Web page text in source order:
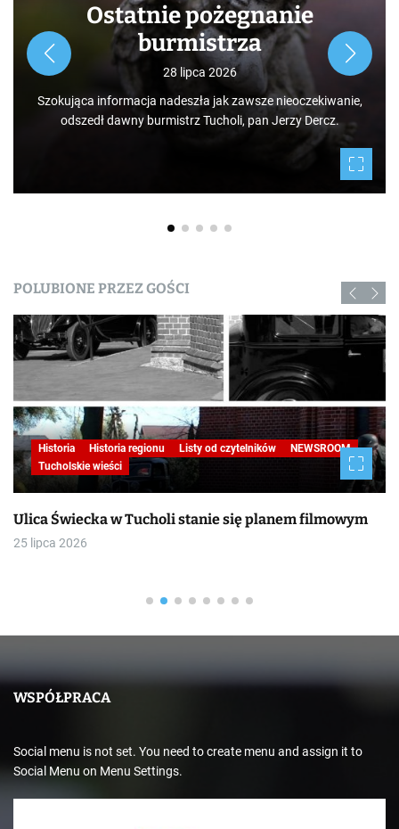
24 lipca 2026
Rozpoczynamy nowy cykl opowieści zarówno dla turystów,
jak i mieszkańców, którzy niekoniecznie muszą podróżować
po świecie. Mamy niezwykłe szczęście żyć w Borach
Tucholskich i korzystać i to w dodatku za darmo z tego, co
daje nam natura.
POLUBIONE PRZEZ GOŚCI
Historia Historia regionu Listy od czytelników
NEWSROOM
Tucholskie wieści
Ulica Świecka w Tucholi stanie się planem filmowym
25 lipca 2026
WSPÓŁPRACA
Social menu is not set. You need to create menu and assign it to
Social Menu on Menu Settings.